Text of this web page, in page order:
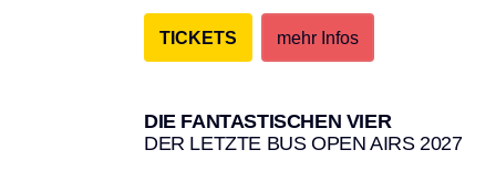
TICKETS mehr Infos
DIE FANTASTISCHEN VIER
DER LETZTE BUS OPEN AIRS 2027